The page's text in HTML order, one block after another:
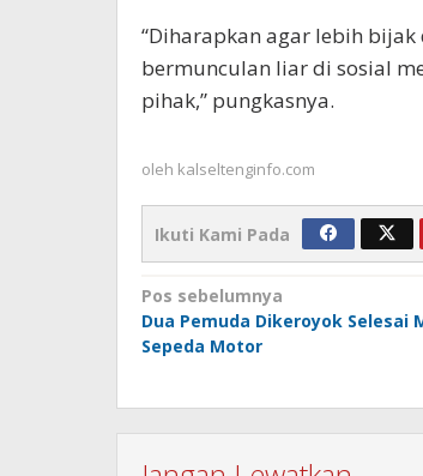
“Diharapkan agar lebih
bermunculan liar di sosial
pihak,” pungkasnya.
oleh kalseltenginfo.com
Ikuti Kami Pada
Navigasi
pos
Pos sebelumnya
Dua Pemuda Dikeroyok Selesai
Sepeda Motor